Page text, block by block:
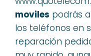
moviles podrás
los teléfonos en
reparación